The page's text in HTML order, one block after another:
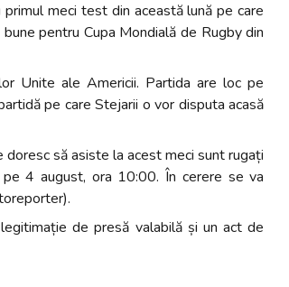
meci test din această lună pe care
pentru Cupa Mondială de Rugby din
Unite ale Americii. Partida are loc pe
pe care Stejarii o vor disputa acasă
să asiste la acest meci sunt rugați
4 august, ora 10:00. În cerere se va
de presă valabilă și un act de